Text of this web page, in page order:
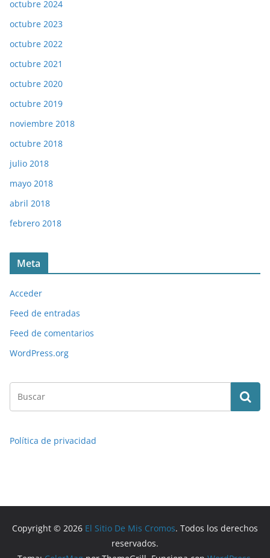
octubre 2024
octubre 2023
octubre 2022
octubre 2021
octubre 2020
octubre 2019
noviembre 2018
octubre 2018
julio 2018
mayo 2018
abril 2018
febrero 2018
Meta
Acceder
Feed de entradas
Feed de comentarios
WordPress.org
Política de privacidad
Copyright © 2026 El Sitio De Mis Cromos. Todos los derechos
reservados.